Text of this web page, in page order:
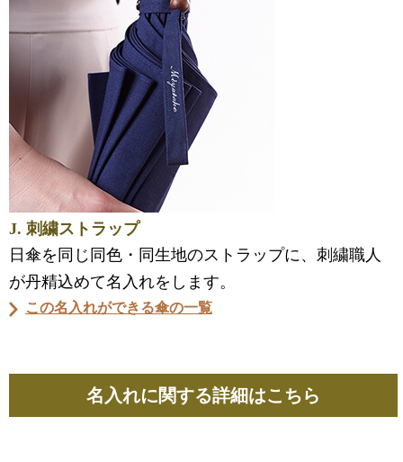
J. 刺繍ストラップ
日傘を同じ同色・同生地のストラップに、刺繍職人
が丹精込めて名入れをします。
この名入れができる傘の一覧
名入れに関する詳細はこちら